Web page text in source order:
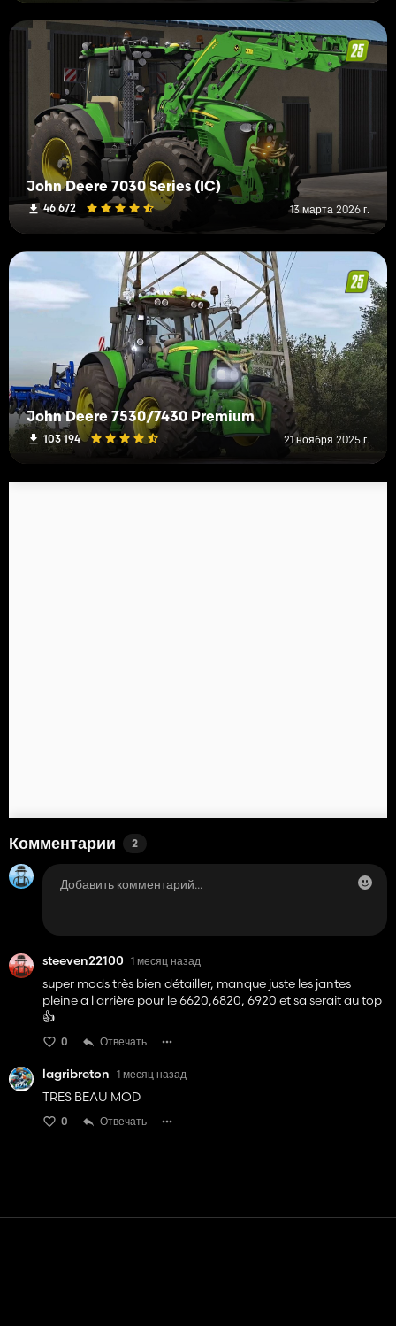
John Deere 7030 Series (IC)
46 672 13 марта 2026 г.
John Deere 7530/7430 Premium
103 194 21 ноября 2025 г.
Комментарии 2
steeven22100 1 месяц назад
super mods très bien détailler, manque juste les jantes
pleine a l arrière pour le 6620,6820, 6920 et sa serait au top
👍️
0 Отвечать
lagribreton 1 месяц назад
TRES BEAU MOD
0 Отвечать